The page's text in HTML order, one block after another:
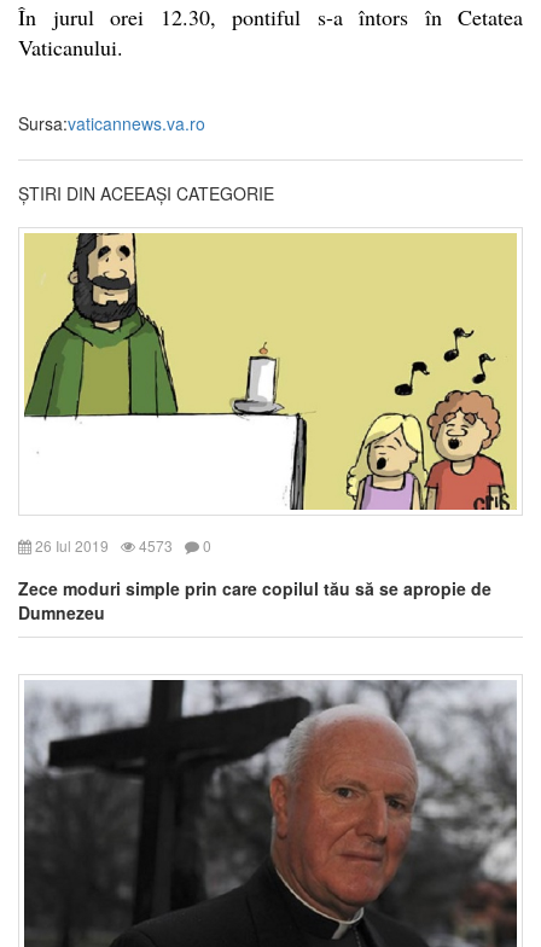
În jurul orei 12.30, pontiful s-a întors în Cetatea
Vaticanului.
Sursa:vaticannews.va.ro
ȘTIRI DIN ACEEAȘI CATEGORIE
26 Iul 2019 4573 0
Zece moduri simple prin care copilul tău să se apropie de
Dumnezeu